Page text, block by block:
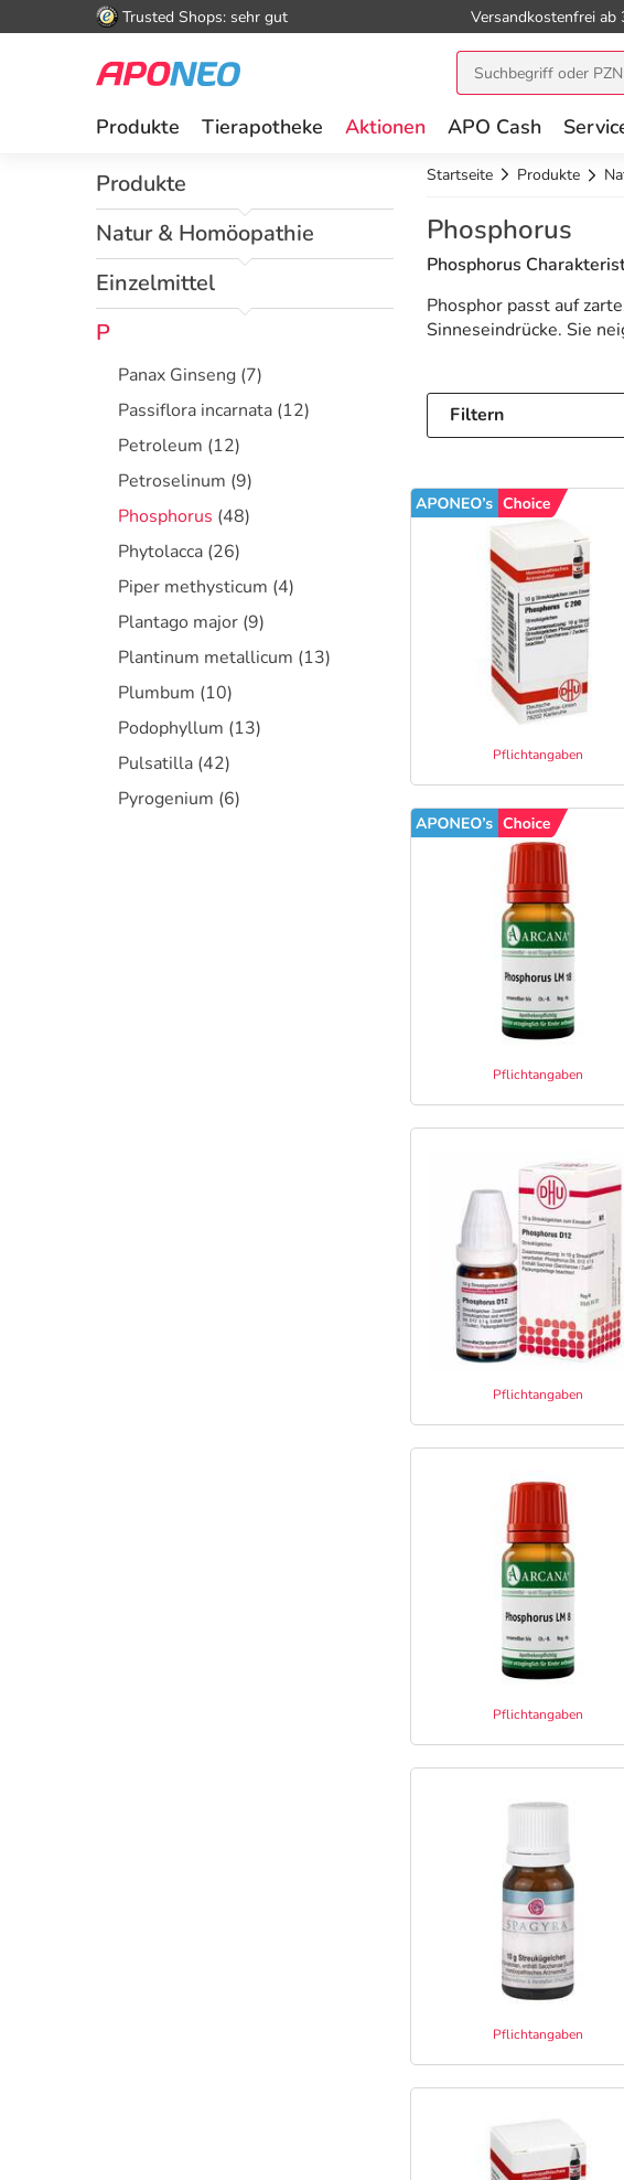
Trusted Shops: sehr gut Versandkostenfrei ab
Produkte Tierapotheke Aktionen APO Cash
Produkte
Natur & Homöopathie
Einzelmittel
P
Panax Ginseng (7)
Passiflora incarnata (12)
Petroleum (12)
Petroselinum (9)
Phosphorus (48)
Phytolacca (26)
Piper methysticum (4)
Plantago major (9)
Plantinum metallicum (13)
Plumbum (10)
Podophyllum (13)
Pulsatilla (42)
Pyrogenium (6)
Startseite Produkte
Phosphorus
Phosphorus
Phosphor passt auf
Sinneseindrücke. Sie
Filtern
Pflichtangaben
Pflichtangaben
Pflichtangaben
Pflichtangaben
Pflichtangaben